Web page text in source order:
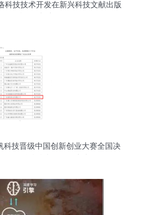
科技技术开发在新兴科技文献出版
科技晋级中国创新创业大赛全国决